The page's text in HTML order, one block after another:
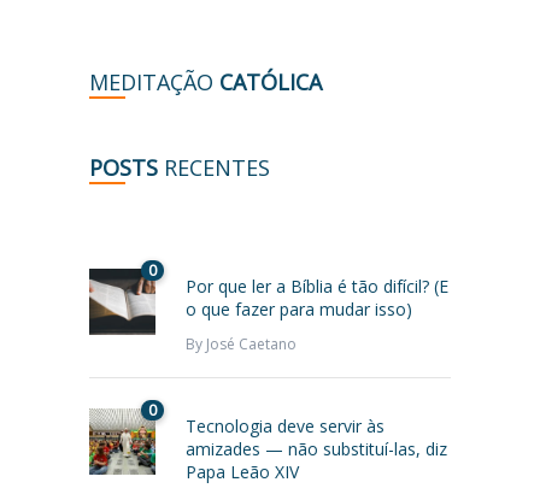
MEDITAÇÃO CATÓLICA
POSTS RECENTES
0
Por que ler a Bíblia é tão difícil? (E
o que fazer para mudar isso)
By José Caetano
0
Tecnologia deve servir às
amizades — não substituí-las, diz
Papa Leão XIV